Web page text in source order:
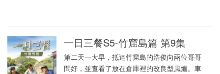
一日三餐S5-竹窟島篇 第9集
第二天一大早，抵達竹窟島的浩俊向兩位哥哥
問好，並查看了放在倉庫裡的改良型風爐。車